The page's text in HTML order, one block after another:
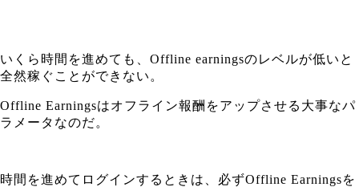
いくら時間を進めても、Offline earningsのレベルが低いと
全然稼ぐことができない。
Offline Earningsはオフライン報酬をアップさせる大事なパ
ラメータなのだ。
時間を進めてログインするときは、必ずOffline Earningsを